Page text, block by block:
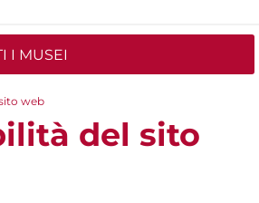
I MUSEI
web
del sito